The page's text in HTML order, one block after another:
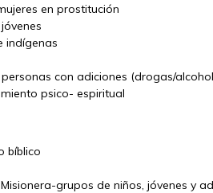
en prostitución
indígenas
con adiciones (drogas/a
psico- espiritual
bíblico
grupos de niños, jóvenes y